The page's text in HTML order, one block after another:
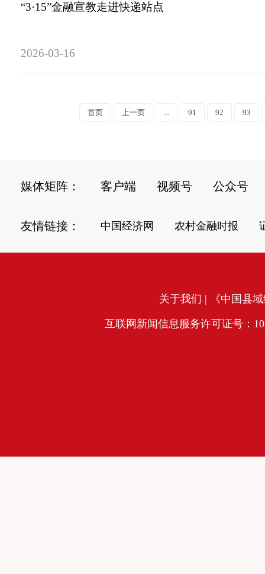
“3·15”金融宣教走进快递站点
2026-03-16
首页 上一页 ... 91 92 93
媒体矩阵： 客户端 视频号 公众号
友情链接： 中国经济网 农村金融时报
关于我们 | 《中国县
互联网新闻信息服务许可证号：